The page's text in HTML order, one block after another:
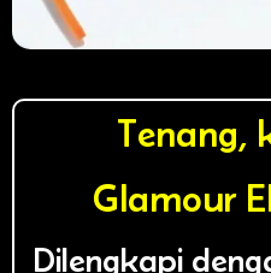
Tenang,
Glamour
Dilengkapi